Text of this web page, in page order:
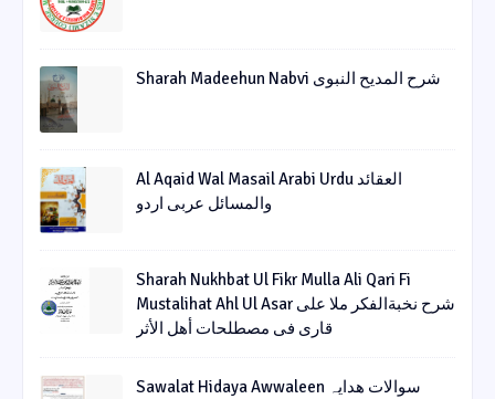
Sharah Madeehun Nabvi شرح المدیح النبوی
Al Aqaid Wal Masail Arabi Urdu العقائد
والمسائل عربی اردو
Sharah Nukhbat Ul Fikr Mulla Ali Qari Fi
Mustalihat Ahl Ul Asar شرح نخبةالفکر ملا علی
قاری فی مصطلحات أھل الأثر
Sawalat Hidaya Awwaleen سوالات ھدایہ